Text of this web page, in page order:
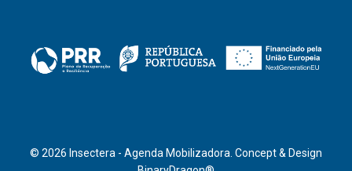
© 2026 Insectera - Agenda Mobilizadora. Concept & Design